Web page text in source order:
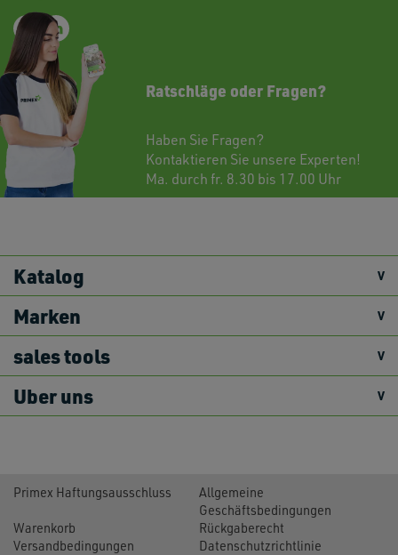
Ratschläge oder Fragen?
Haben Sie Fragen?
Kontaktieren Sie unsere Experten!
Ma. durch fr. 8.30 bis 17.00 Uhr
Katalog
Marken
sales tools
Uber uns
Primex Haftungsausschluss
Allgemeine
Geschäftsbedingungen
Warenkorb
Rückgaberecht
Versandbedingungen
Datenschutzrichtlinie